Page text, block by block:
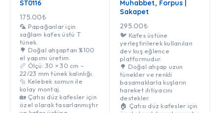
ST0116
175.00₺
🦜 Papağanlar için
sağlam kafes üstü T
tünek.
🌳 Doğal ahşaptan %100
el yapımı üretim.
📏 Ölçü: 30 × 30 cm –
22/23 mm tünek kalınlığı.
🔩 Kelebek somun ile
kolay montaj.
🏡 Çatısı düz kafesler için
özel olarak tasarlanmıştır
Muhabbet, Forpus |
Sakapet
295.00₺
🐦 Kafes üstüne
yerleştirilerek kullanılan
dev kuş eğlence
platformudur.
🌳 Doğal ahşap uzun
tünekler ve renkli
basamaklarla kuşların
hareket ihtiyacını
destekler.
🏠 Çatısı düz kafesler için